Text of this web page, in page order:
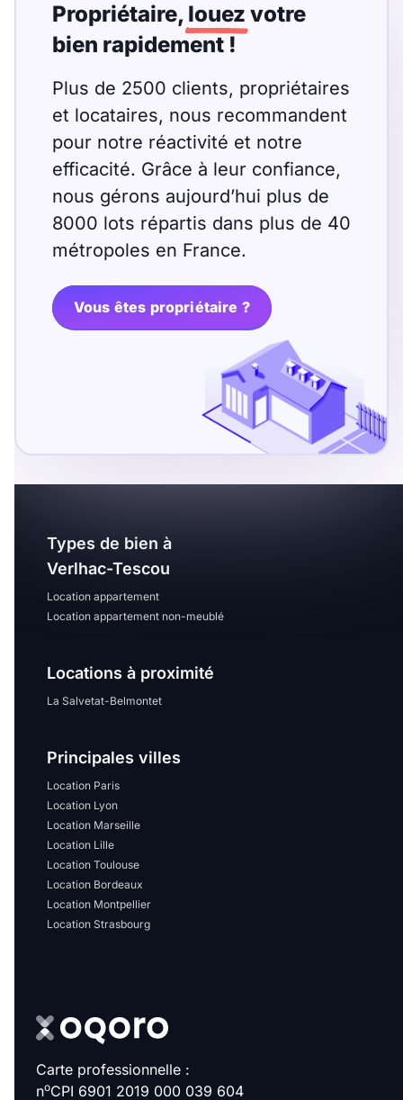
€
Nombre de pièces
Studio T1 T1 bis
T3 T4 T5
T7 T9
T10 T11 T12
Nombre de chambres
disponibles
chambres
disponibles
Sélectionner...
Équipements des parties
communes
Ascenseur Gardien
Local à vélo
Disponible à partir du
Promotions
Mettre en avant les
promotions sur honoraires
Propriétaire, louez votre
bien rapidement !
Plus de 2500 clients, propriétaires
et locataires, nous recommandent
pour notre réactivité et notre
efficacité. Grâce à leur confiance,
nous gérons aujourd’hui plus de
8000 lots répartis dans plus de 40
métropoles en France.
Vous êtes propriétaire ?
Types de bien à
Verlhac-Tescou
Location appartement
Location appartement non-meublé
Locations à proximité
La Salvetat-Belmontet
Principales villes
Location Paris
Location Lyon
Location Marseille
Location Lille
Location Toulouse
Location Bordeaux
Location Montpellier
Location Strasbourg
Carte professionnelle :
noCPI 6901 2019 000 039 604